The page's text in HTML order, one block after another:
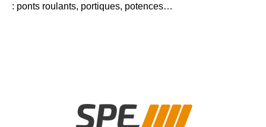
: ponts roulants, portiques, potences…